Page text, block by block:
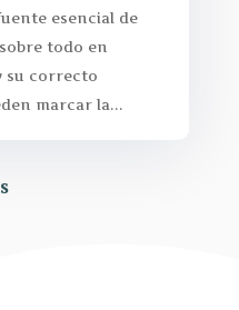
esencial de
todo en
su correcto
marcar la...